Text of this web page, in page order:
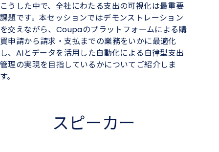
こうした中で、全社にわたる支出の可視化は最重要
課題です。本セッションではデモンストレーション
を交えながら、Coupaのプラットフォームによる購
買申請から請求・支払までの業務をいかに最適化
し、AIとデータを活用した自動化による自律型支出
管理の実現を目指しているかについてご紹介しま
す。
スピーカー